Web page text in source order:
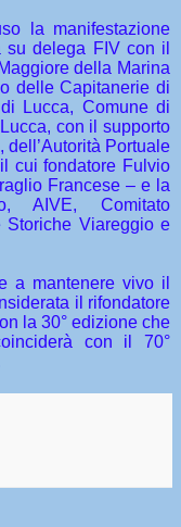
la manifestazione
delega FIV con il
della Marina
delle Capitanerie di
Lucca, Comune di
con il supporto
Portuale
cui fondatore Fulvio
Francese – e la
AIVE, Comitato
Storiche Viareggio e
a mantenere vivo il
il rifondatore
la 30° edizione che
con il 70°